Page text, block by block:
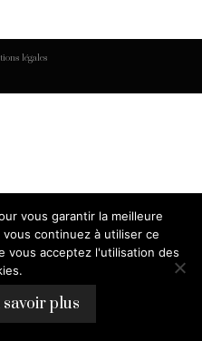
légales
vous garantir la meilleure
continuez à utiliser ce
vous acceptez l'utilisation des
savoir plus